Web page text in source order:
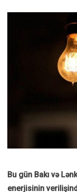
Bu gün Bakı və
enerjisinin